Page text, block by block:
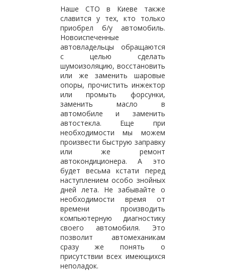
Наше СТО в Киеве также
славится у тех, кто только
приобрел б/у автомобиль.
Новоиспеченные
автовладельцы обращаются
с целью сделать
шумоизоляцию, восстановить
или же заменить шаровые
опоры, прочистить инжектор
или промыть форсунки,
заменить масло в
автомобиле и заменить
автостекла. Еще при
необходимости мы можем
произвести быструю заправку
или же ремонт
автокондиционера. А это
будет весьма кстати перед
наступлением особо знойных
дней лета. Не забывайте о
необходимости время от
времени производить
компьютерную диагностику
своего автомобиля. Это
позволит автомеханикам
сразу же понять о
присутствии всех имеющихся
неполадок.